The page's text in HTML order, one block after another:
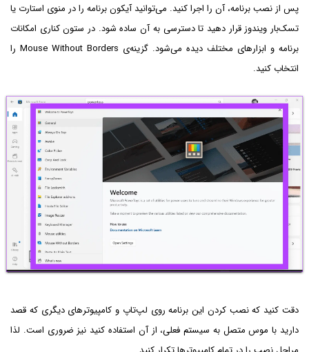
پس از نصب برنامه، آن را اجرا کنید. می‌توانید آیکون برنامه را در منوی استارت یا
تسک‌بار ویندوز قرار دهید تا دسترسی به آن ساده شود. در ستون کناری امکانات
برنامه و ابزارهای مختلف دیده می‌شود. گزینه‌ی Mouse Without Borders را
انتخاب کنید.
دقت کنید که نصب کردن این برنامه روی لپ‌تاپ و کامپیوترهای دیگری که قصد
دارید با موس متصل به سیستم فعلی، از آن استفاده کنید نیز ضروری است. لذا